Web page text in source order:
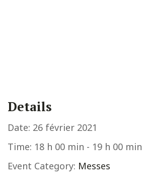
Details
Date: 26 février 2021
Time: 18 h 00 min - 19 h 00 min
Event Category: Messes